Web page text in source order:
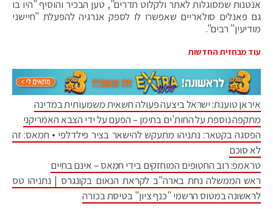
אנטנות שמסוגלות לאתר ולקלוט תדרים", טען הבכיר והוסיף "היו בו
גם פאנלים סולאריים שאפשרו לו לספק אנרגיה להפעלת "חיישני
מודיעין" רבים".
עוד מבחזית החדשות
איראן טוענת: ישראל ביצעה פעולה חשאית משמעותית במדינה
מתקפה נוספת על החות'ים בתימן – הפעם על ידי הצבא האמריקני
הפסגה בקטאר: נתניהו מתעקש להישאר בציר פילדלפי • חמאס: זה
לא סוכם
טראמפ: רוב החטופים המוחזקים בידי חמאס – אינם בחיים
ראש הממשלה נחת בארה"ב לקראת הנאום בקונגרס | נתניהו טס
לראשונה במטוס הרשמי "כנף ציון" בטיסת בכורה